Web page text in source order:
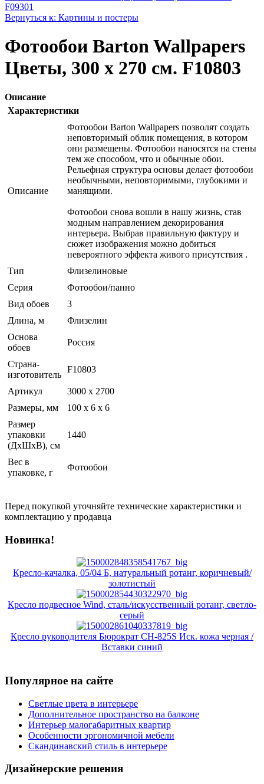
F09301
Вернуться к: Картины и постеры
Фотообои Barton Wallpapers
Цветы, 300 x 270 см. F10803
Описание
Характеристики
Описание
Фотообои Barton Wallpapers позволят создать
неповторимый облик помещения, в котором
они размещены. Фотообои наносятся на стены
тем же способом, что и обычные обои.
Рельефная структура основы делает фотообои
необычными, неповторимыми, глубокими и
манящими.
Фотообои снова вошли в нашу жизнь, став
модным направлением декорирования
интерьера. Выбрав правильную фактуру и
сюжет изображения можно добиться
невероятного эффекта живого присутствия .
Тип
Флизелиновые
Серия
Фотообои/панно
Вид обоев
3
Длина, м
Флизелин
Основа
обоев
Россия
Страна-
изготовитель
F10803
Артикул
3000 x 2700
Размеры, мм
100 x 6 x 6
Размер
упаковки
(ДхШхВ), см
1440
Вес в
упаковке, г
Фотообои
Перед покупкой уточняйте технические характеристики и
комплектацию у продавца
Новинка!
Кресло-качалка, 05/04 Б, натуральный ротанг, коричневый/
золотистый
Кресло подвесное Wind, сталь/искусственный ротанг, светло-
серый
Кресло руководителя Бюрократ CH-825S Иск. кожа черная /
Вставки синий
Популярное на сайте
Светлые цвета в интерьере
Дополнительное пространство на балконе
Интерьер малогабаритных квартир
Особенности эргономичной мебели
Скандинавский стиль в интерьере
Дизайнерские решения